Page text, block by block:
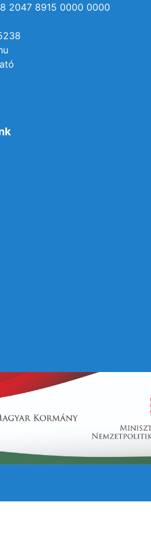
2047 8915 0000 0000